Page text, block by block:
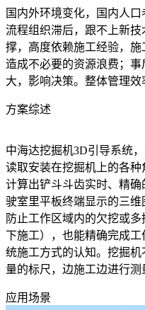
国内外环境变化，国内人
流程组织滞后，跟不上新
撑，高度依赖施工经验，
造成不必要的资源浪费；
大，影响决策。整体管理效
方案综述
中海达挖掘机3D引导系统
读取安装在挖掘机上的各种
计算出铲斗斗齿实时、精
驶室里平板终端显示的三维
防止工作区域内的欠挖或
下施工），也能精确完成
统施工方式的认知。挖掘
量的标尺，边施工边进行测
应用场景